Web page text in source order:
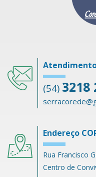
Atendimento
(54) 3218
Endereço
Rua Francisco
Centro de